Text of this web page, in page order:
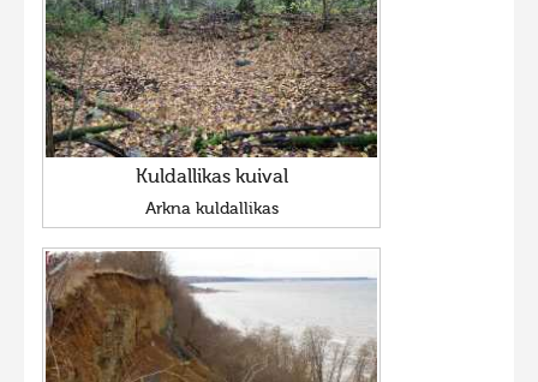
Kuldallikas kuival
Arkna kuldallikas